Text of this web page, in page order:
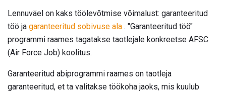
Lennuväel on kaks töölevõtmise võimalust: garanteeritud
töö ja garanteeritud sobivuse ala . "Garanteeritud töö"
programmi raames tagatakse taotlejale konkreetse AFSC
(Air Force Job) koolitus.
Garanteeritud abiprogrammi raames on taotleja
garanteeritud, et ta valitakse töökoha jaoks, mis kuulub